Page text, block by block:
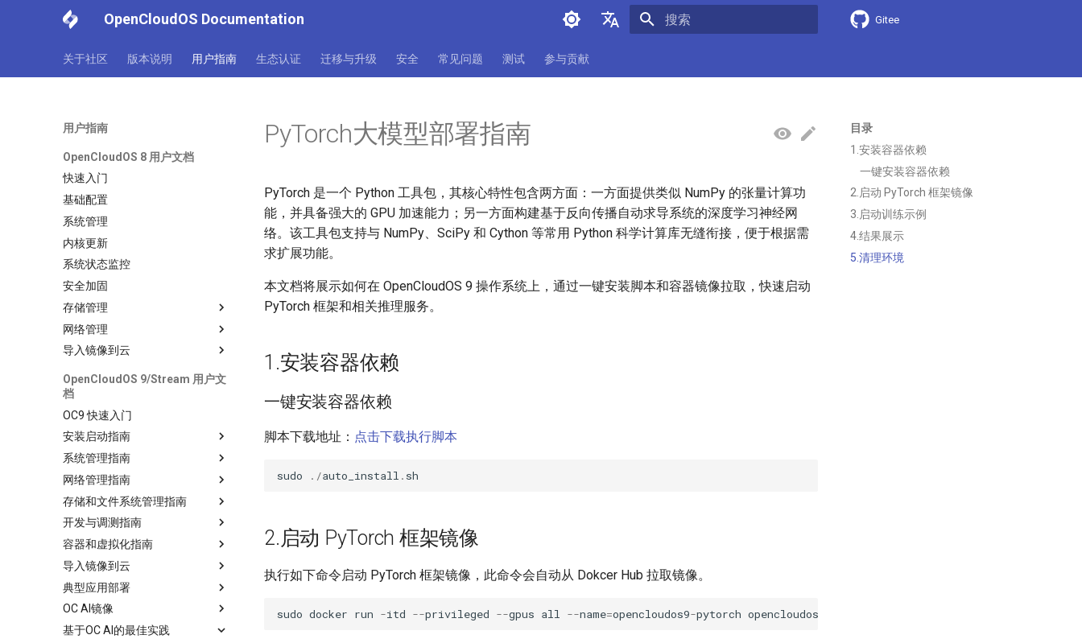
OpenCloudOS Documentation
中文
Gitee
关于社区 版本说明 用户指南 生态认证 迁移与升级 安全 常见问题 测试 参与贡献
用户指南
OpenCloudOS 8 用户文档
快速入门
基础配置
系统管理
内核更新
系统状态监控
安全加固
存储管理
网络管理
导入镜像到云
OpenCloudOS 9/Stream 用户文
档
OC9 快速入门
安装启动指南
系统管理指南
网络管理指南
存储和文件系统管理指南
开发与调测指南
容器和虚拟化指南
导入镜像到云
典型应用部署
OC AI镜像
基于OC AI的最佳实践
目录
1.安装容器依赖
一键安装容器依赖
2.启动 PyTorch 框架镜像
3.启动训练示例
4.结果展示
5.清理环境
PyTorch大模型部署指南
PyTorch 是一个 Python 工具包，其核心特性包含两方面：一方面提供类似 NumPy 的张量计算功
能，并具备强大的 GPU 加速能力；另一方面构建基于反向传播自动求导系统的深度学习神经网
络。该工具包支持与 NumPy、SciPy 和 Cython 等常用 Python 科学计算库无缝衔接，便于根据需
求扩展功能。
本文档将展示如何在 OpenCloudOS 9 操作系统上，通过一键安装脚本和容器镜像拉取，快速启动
PyTorch 框架和相关推理服务。
1.安装容器依赖
一键安装容器依赖
脚本下载地址： 点击下载执行脚本
sudo . /auto_install . sh
2.启动 PyTorch 框架镜像
执行如下命令启动 PyTorch 框架镜像，此命令会自动从 Dokcer Hub 拉取镜像。
sudo docker run -itd --privileged --gpus all --name=opencloudos9-pytorch opencloudos